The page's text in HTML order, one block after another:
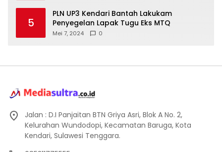
5
PLN UP3 Kendari Bantah Lakukam
Penyegelan Lapak Tugu Eks MTQ
Mei 7, 2024 0
Jalan : D.I Panjaitan BTN Griya Asri, Blok A No. 2,
Kelurahan Wundodopi, Kecamatan Baruga, Kota
Kendari, Sulawesi Tenggara.